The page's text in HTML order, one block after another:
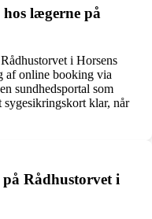
lægerne på
i Horsens
af online booking via
sundhedsportal som
klar, når
Rådhustorvet i